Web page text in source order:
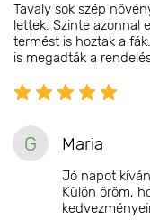
Tavaly sok szép
lettek. Szinte azonnal
termést is hoztak a
is megadták a
G Maria
Jó napot
Külön öröm,